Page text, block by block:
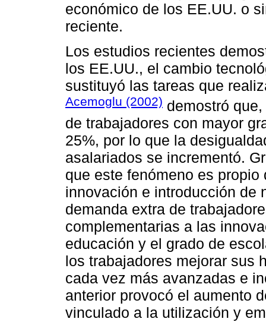
económico de los EE.UU. o
reciente.
Los estudios recientes
los EE.UU., el cambio
sustituyó las tareas que
Acemoglu (2002) demostró
de trabajadores con mayor
25%, por lo que la
asalariados se incrementó.
que este fenómeno es
innovación e introducción de
demanda extra de
complementarias a las
educación y el grado de
los trabajadores mejorar sus
cada vez más avanzadas e
anterior provocó el aumento
vinculado a la utilización y